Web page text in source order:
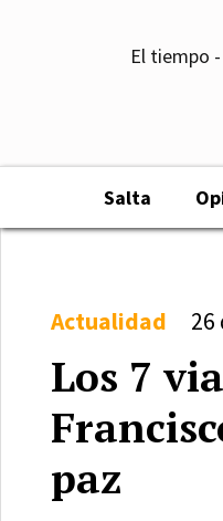
El tiempo
Salta
Los 7
paz
Actualidad 26